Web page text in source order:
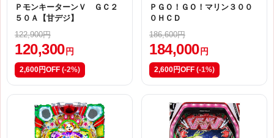
ＰモンキーターンＶ ＧＣ２
５０Ａ【甘デジ】
122,900円
120,300 円
2,600円OFF (-2%)
ＰＧＯ！ＧＯ！マリン３００
０ＨＣＤ
186,600円
184,000 円
2,600円OFF (-1%)